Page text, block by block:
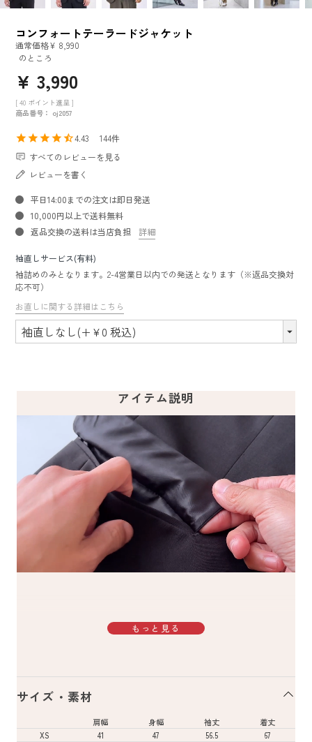
コンフォートテーラードジャケット
通常価格¥ 8,990
のところ
¥ 3,990
[ 40 ポイント進呈 ]
商品番号
oj2057
4.43
144
すべてのレビューを見る
レビューを書く
平日14:00までの注文は即日発送
10,000円以上で送料無料
返品交換の送料は当店負担
詳細
袖直しサービス(有料)
袖詰めのみとなります。2-4営業日以内での発送となります（※返品交換対
応不可）
お直しに関する詳細はこちら
アイテム説明
もっと見る
サイズ・素材
肩幅 身幅 袖丈
着丈
XS
41 47 56.5
67